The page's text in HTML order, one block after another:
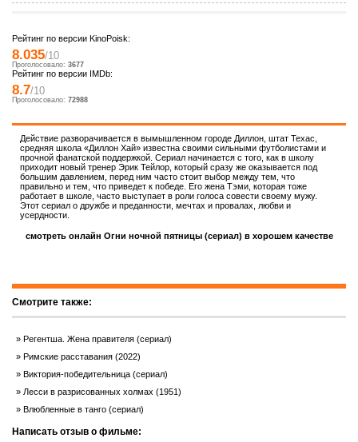
Рейтинг по версии KinoPoisk:
8.035/10
Проголосовало: 3677
Рейтинг по версии IMDb:
8.7/10
Проголосовало: 72988
Действие разворачивается в вымышленном городе Диллон, штат Техас,
средняя школа «Диллон Хай» известна своими сильными футболистами и
прочной фанатской поддержкой. Сериал начинается с того, как в школу
приходит новый тренер Эрик Тейлор, который сразу же оказывается под
большим давлением, перед ним часто стоит выбор между тем, что
правильно и тем, что приведет к победе. Его жена Тэми, которая тоже
работает в школе, часто выступает в роли голоса совести своему мужу.
Этот сериал о дружбе и преданности, мечтах и провалах, любви и
усердности.
смотреть онлайн Огни ночной пятницы (сериал) в хорошем качестве
Смотрите также:
Регентша. Жена правителя (сериал)
Римские расставания (2022)
Виктория-победительница (сериал)
Лесси в разрисованных холмах (1951)
Влюбленные в танго (сериал)
Написать отзыв о фильме: